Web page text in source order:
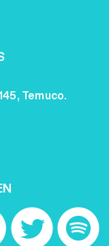
Temuco.